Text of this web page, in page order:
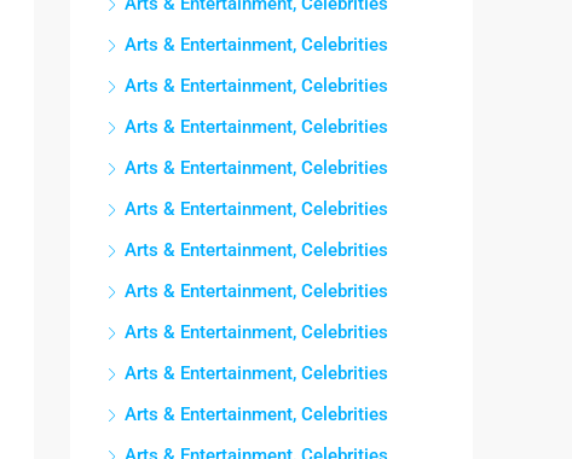
Arts & Entertainment, Celebrities
Arts & Entertainment, Celebrities
Arts & Entertainment, Celebrities
Arts & Entertainment, Celebrities
Arts & Entertainment, Celebrities
Arts & Entertainment, Celebrities
Arts & Entertainment, Celebrities
Arts & Entertainment, Celebrities
Arts & Entertainment, Celebrities
Arts & Entertainment, Celebrities